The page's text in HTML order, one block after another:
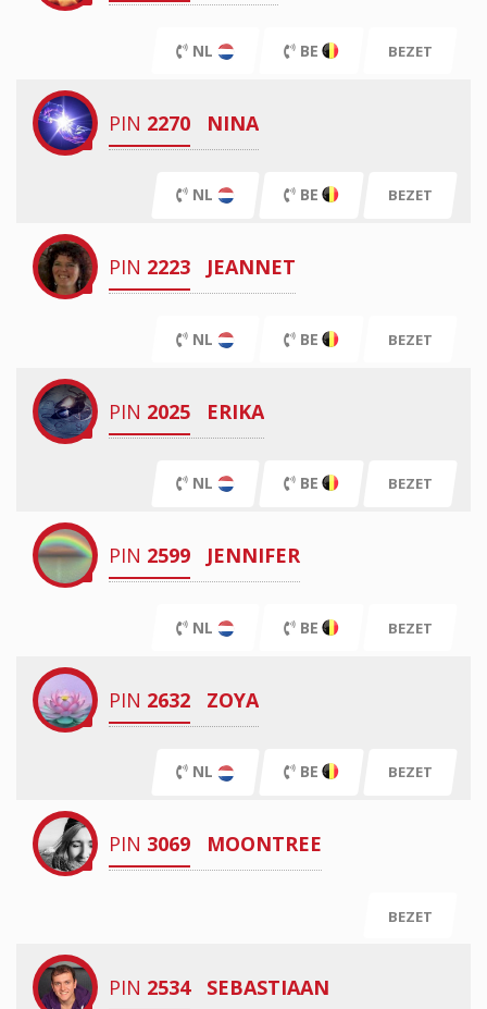
NL BE BEZET
PIN 2270 NINA
NL BE BEZET
PIN 2223 JEANNET
NL BE BEZET
PIN 2025 ERIKA
NL BE BEZET
PIN 2599 JENNIFER
NL BE BEZET
PIN 2632 ZOYA
NL BE BEZET
PIN 3069 MOONTREE
BEZET
PIN 2534 SEBASTIAAN